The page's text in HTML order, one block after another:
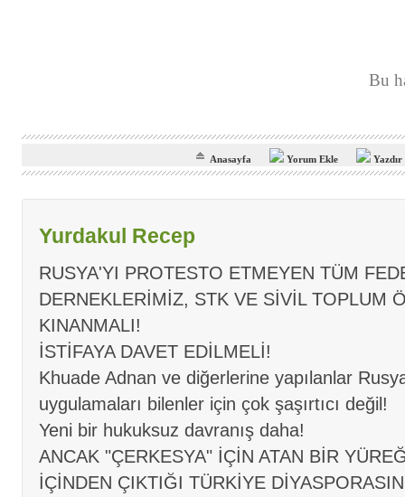
Bu
Anasayfa Yorum Ekle Yazdır
Yurdakul Recep
RUSYA'YI PROTESTO ETMEYEN TÜM
DERNEKLERİMİZ, STK VE SİVİL TOPLUM
KINANMALI!
İSTİFAYA DAVET EDİLMELİ!
Khuade Adnan ve diğerlerine yapılanlar
uygulamaları bilenler için çok şaşırtıcı değil!
Yeni bir hukuksuz davranış daha!
ANCAK "ÇERKESYA" İÇİN ATAN BİR
İÇİNDEN ÇIKTIĞI TÜRKİYE